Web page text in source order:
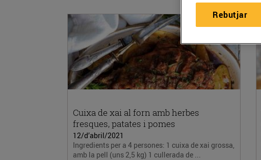
Cuixa de xai al forn amb herbes
fresques, patates i pomes
12/d’abril/2021
Ingredients per a 4 persones: 1 cuixa de xai grossa,
amb la pell (uns 2,5 kg) 1 cullerada de ...
Rebutjar